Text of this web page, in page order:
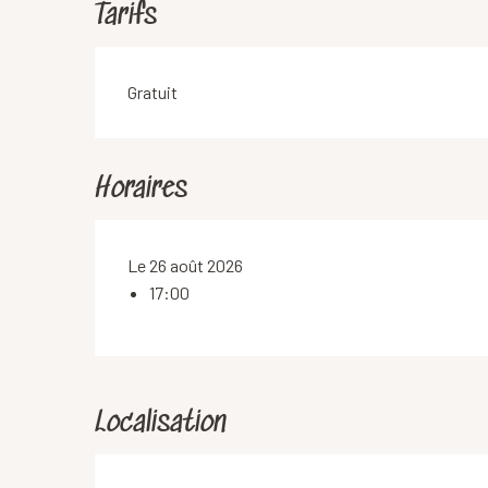
Tarifs
Gratuit
Horaires
Le 26 août 2026
17:00
Localisation